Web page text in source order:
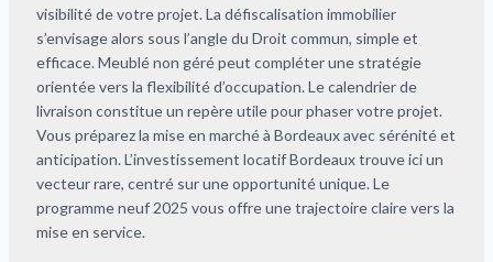
visibilité de votre projet. La défiscalisation immobilier
s’envisage alors sous l’angle du Droit commun, simple et
efficace. Meublé non géré peut compléter une stratégie
orientée vers la flexibilité d’occupation. Le calendrier de
livraison constitue un repère utile pour phaser votre projet.
Vous préparez la mise en marché à Bordeaux avec sérénité et
anticipation. L’investissement locatif Bordeaux trouve ici un
vecteur rare, centré sur une opportunité unique. Le
programme neuf 2025 vous offre une trajectoire claire vers la
mise en service.